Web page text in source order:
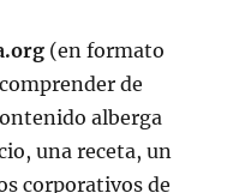
(en formato
de
alberga
una receta, un
corporativos de